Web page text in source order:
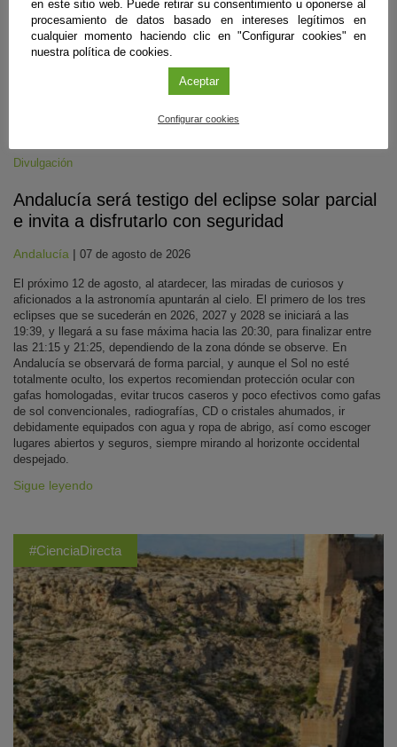
Divulgación
Andalucía será testigo del eclipse solar parcial
e invita a disfrutarlo con seguridad
Andalucía | 07 de agosto de 2026
El próximo 12 de agosto, al atardecer, las miradas de curiosos y
aficionados a la astronomía apuntarán al cielo. El primero de los tres
eclipses que se sucederán en 2026, 2027 y 2028 se iniciará a las
19:39, y llegará a su fase máxima hacia las 20:30, para finalizar entre
las 21:15 y 21:25, dependiendo de la zona dónde se observe. En
Andalucía se observará de forma parcial, y aunque el Sol no esté
totalmente oculto, los expertos recomiendan protección ocular con
gafas homologadas, evitar trucos caseros y poco efectivos como gafas
de sol convencionales, radiografías, CD o cristales ahumados, ir
debidamente equipados con agua y ropa de abrigo, así como escoger
lugares abiertos y seguros, siempre mirando al horizonte occidental
despejado.
Sigue leyendo
#CienciaDirecta
en este sitio web. Puede retirar su consentimiento u oponerse al
procesamiento de datos basado en intereses legítimos en
cualquier momento haciendo clic en "Configurar cookies" en
nuestra política de cookies.
Aceptar
Configurar cookies